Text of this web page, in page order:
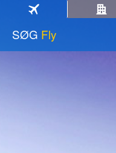
SØG Fly